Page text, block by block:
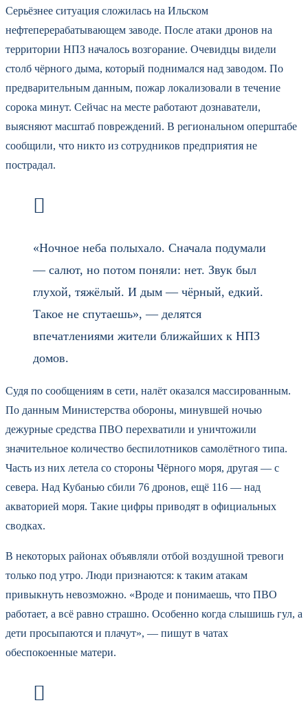
Серьёзнее ситуация сложилась на Ильском
нефтеперерабатывающем заводе. После атаки дронов на
территории НПЗ началось возгорание. Очевидцы видели
столб чёрного дыма, который поднимался над заводом. По
предварительным данным, пожар локализовали в течение
сорока минут. Сейчас на месте работают дознаватели,
выясняют масштаб повреждений. В региональном оперштабе
сообщили, что никто из сотрудников предприятия не
пострадал.
«Ночное неба полыхало. Сначала подумали
— салют, но потом поняли: нет. Звук был
глухой, тяжёлый. И дым — чёрный, едкий.
Такое не спутаешь», — делятся
впечатлениями жители ближайших к НПЗ
домов.
Судя по сообщениям в сети, налёт оказался массированным.
По данным Министерства обороны, минувшей ночью
дежурные средства ПВО перехватили и уничтожили
значительное количество беспилотников самолётного типа.
Часть из них летела со стороны Чёрного моря, другая — с
севера. Над Кубанью сбили 76 дронов, ещё 116 — над
акваторией моря. Такие цифры приводят в официальных
сводках.
В некоторых районах объявляли отбой воздушной тревоги
только под утро. Люди признаются: к таким атакам
привыкнуть невозможно. «Вроде и понимаешь, что ПВО
работает, а всё равно страшно. Особенно когда слышишь гул, а
дети просыпаются и плачут», — пишут в чатах
обеспокоенные матери.